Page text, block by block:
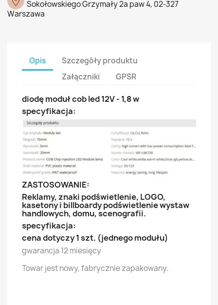
Sokołowskiego Grzymały 2a paw 4, 02-327
Warszawa
Opis
Szczegóły produktu
Załączniki
GPSR
diodę moduł cob led 12V - 1,8 w
specyfikacja:
ZASTOSOWANIE:
Reklamy, znaki podświetlenie, LOGO,
kasetony i billboardy podświetlenie wystaw
handlowych, domu, scenografii.
specyfikacja:
cena dotyczy 1 szt. (jednego modułu)
gwarancja 12 miesięcy
Towar jest nowy, fabrycznie zapakowany.